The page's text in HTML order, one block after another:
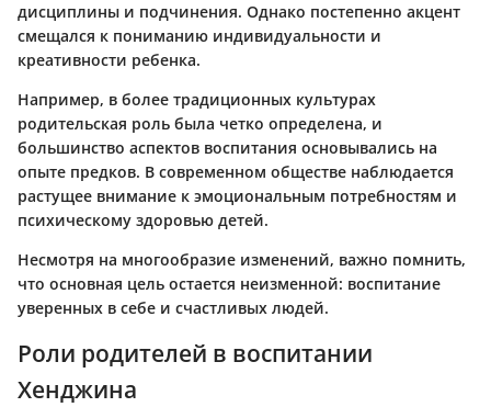
дисциплины и подчинения. Однако постепенно акцент
смещался к пониманию индивидуальности и
креативности ребенка.
Например, в более традиционных культурах
родительская роль была четко определена, и
большинство аспектов воспитания основывались на
опыте предков. В современном обществе наблюдается
растущее внимание к эмоциональным потребностям и
психическому здоровью детей.
Несмотря на многообразие изменений, важно помнить,
что основная цель остается неизменной: воспитание
уверенных в себе и счастливых людей.
Роли родителей в воспитании
Хенджина